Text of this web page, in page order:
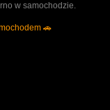
w samochodzie.